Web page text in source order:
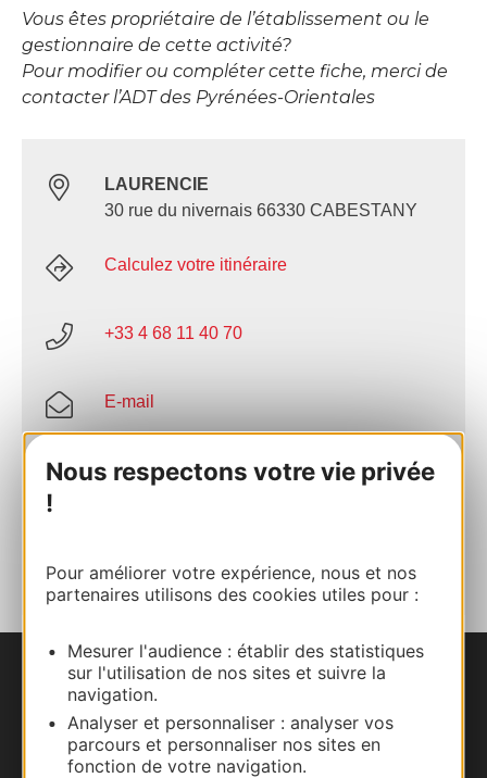
Nous respectons votre vie privée
!
Pour améliorer votre expérience, nous et nos
partenaires utilisons des cookies utiles pour :
Mesurer l'audience : établir des statistiques
sur l'utilisation de nos sites et suivre la
navigation.
Analyser et personnaliser : analyser vos
parcours et personnaliser nos sites en
fonction de votre navigation.
Vous êtes propriétaire de l’établissement ou le
gestionnaire de cette activité?
Pour modifier ou compléter cette fiche, merci de
contacter l’ADT des Pyrénées-Orientales
LAURENCIE
30 rue du nivernais 66330 CABESTANY
Calculez votre itinéraire
+33 4 68 11 40 70
E-mail
Site internet
Nous contacter
Carte interactive